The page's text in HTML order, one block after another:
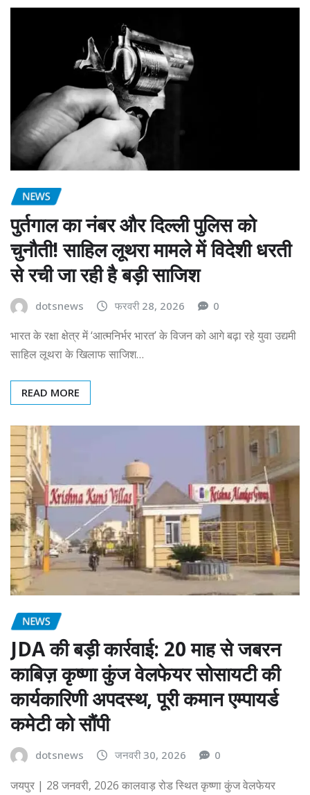
NEWS
पुर्तगाल का नंबर और दिल्ली पुलिस को
चुनौती! साहिल लूथरा मामले में विदेशी धरती
से रची जा रही है बड़ी साजिश
dotsnews फरवरी 28, 2026 0
भारत के रक्षा क्षेत्र में ‘आत्मनिर्भर भारत’ के विजन को आगे बढ़ा रहे युवा उद्यमी
साहिल लूथरा के खिलाफ साजिश…
READ MORE
NEWS
JDA की बड़ी कार्रवाई: 20 माह से जबरन
काबिज़ कृष्णा कुंज वेलफेयर सोसायटी की
कार्यकारिणी अपदस्थ, पूरी कमान एम्पायर्ड
कमेटी को सौंपी
dotsnews जनवरी 30, 2026 0
जयपुर | 28 जनवरी, 2026 कालवाड़ रोड स्थित कृष्णा कुंज वेलफेयर